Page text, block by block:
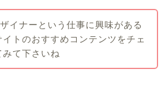
イナーという仕事に興味がある
イトのおすすめコンテンツをチェ
みて下さいね